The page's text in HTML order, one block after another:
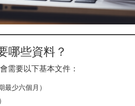
哪些資料？
需要以下基本文件：
少六個月）